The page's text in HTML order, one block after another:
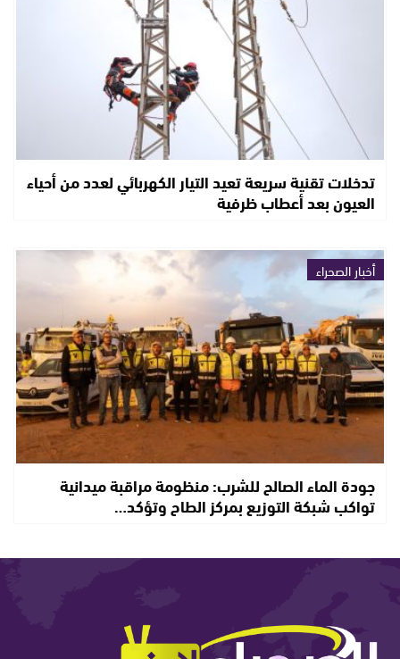
تدخلات تقنية سريعة تعيد التيار الكهربائي لعدد من أحياء
العيون بعد أعطاب ظرفية
أخبار الصحراء
جودة الماء الصالح للشرب: منظومة مراقبة ميدانية
تواكب شبكة التوزيع بمركز الطاح وتؤكد…